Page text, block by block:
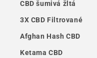
CBD šumivá žltá
3X CBD Filtrované
Afghan Hash CBD
Ketama CBD